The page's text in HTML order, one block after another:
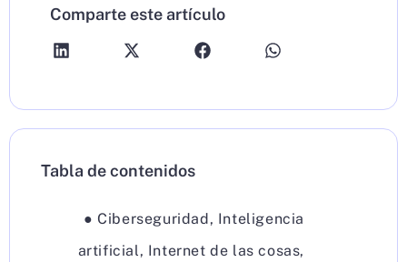
Comparte este artículo
Tabla de contenidos
● Ciberseguridad, Inteligencia
artificial, Internet de las cosas,